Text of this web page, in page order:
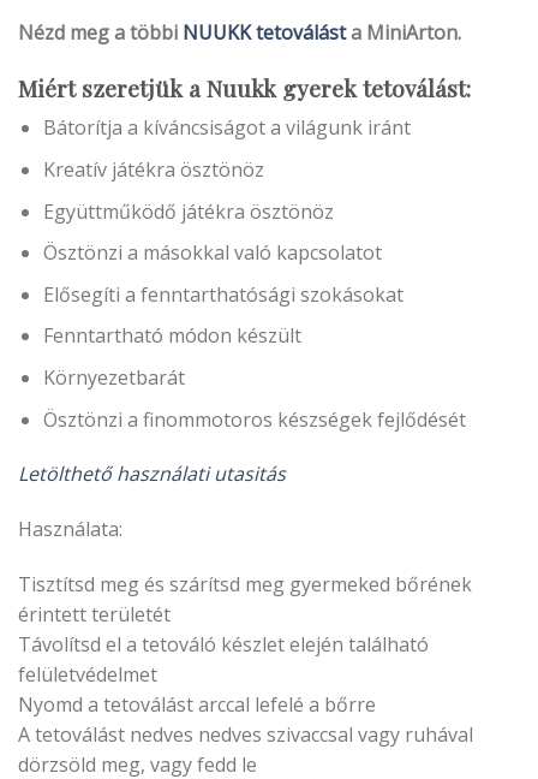
Nézd meg a többi NUUKK tetoválásta MiniArton.
Miért szeretjük a Nuukk gyerek tetoválást:
Bátorítja a kíváncsiságot a világunk iránt
Kreatív játékra ösztönöz
Együttműködő játékra ösztönöz
Ösztönzi a másokkal való kapcsolatot
Elősegíti a fenntarthatósági szokásokat
Fenntartható módon készült
Környezetbarát
Ösztönzi a finommotoros készségek fejlődését
Letölthető használati utasitás
Használata:
Tisztítsd meg és szárítsd meg gyermeked bőrének
érintett területét
Távolítsd el a tetováló készlet elején található
felületvédelmet
Nyomd a tetoválást arccal lefelé a bőrre
A tetoválást nedves nedves szivaccsal vagy ruhával
dörzsöld meg, vagy fedd le